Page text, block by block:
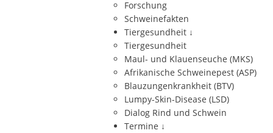
Forschung
Schweinefakten
Tiergesundheit ↓
Tiergesundheit
Maul- und Klauenseuche (MKS)
Afrikanische Schweinepest (ASP)
Blauzungenkrankheit (BTV)
Lumpy-Skin-Disease (LSD)
Dialog Rind und Schwein
Termine ↓